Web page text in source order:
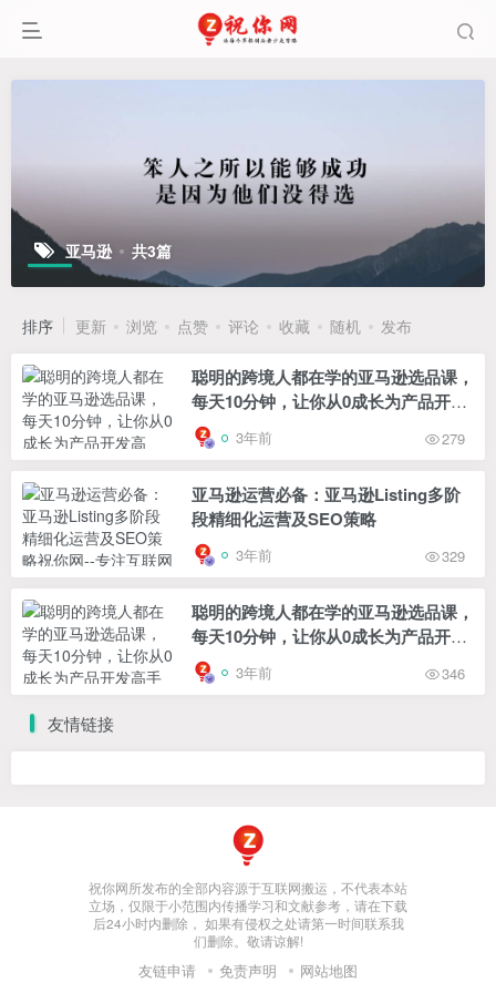
亚马逊 共3篇
排序 更新 浏览 点赞 评论 收藏 随机 发布
聪明的跨境人都在学的亚马逊选品课，
每天10分钟，让你从0成长为产品开发
高手！ 3年前 279
亚马逊运营必备：亚马逊Listing多阶
段精细化运营及SEO策略
3年前 329
聪明的跨境人都在学的亚马逊选品课，
每天10分钟，让你从0成长为产品开发
高手
3年前 346
友情链接
祝你网所发布的全部内容源于互联网搬运，不代表本站
立场，仅限于小范围内传播学习和文献参考，请在下载
后24小时内删除， 如果有侵权之处请第一时间联系我
们删除。敬请谅解!
友链申请 免责声明 网站地图